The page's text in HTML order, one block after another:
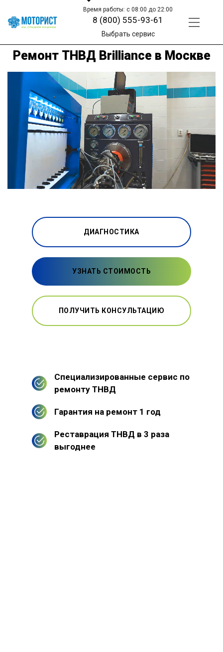
Время работы: с 08:00 до 22:00
8 (800) 555-93-61
Выбрать сервис
Ремонт ТНВД Brilliance в Москве
ДИАГНОСТИКА
УЗНАТЬ СТОИМОСТЬ
ПОЛУЧИТЬ КОНСУЛЬТАЦИЮ
Специализированные сервис по
ремонту ТНВД
Гарантия на ремонт 1 год
Реставрация ТНВД в 3 раза
выгоднее